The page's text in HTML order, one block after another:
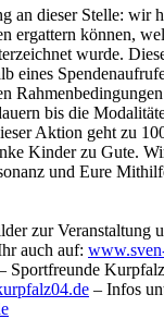
an dieser Stelle: wir
ergattern können,
wurde.
eines
bis die
Aktion geht zu
Kinder zu Gute.
und Eure
zur Veranstaltung
auch auf:
Sportfreunde
– Infos